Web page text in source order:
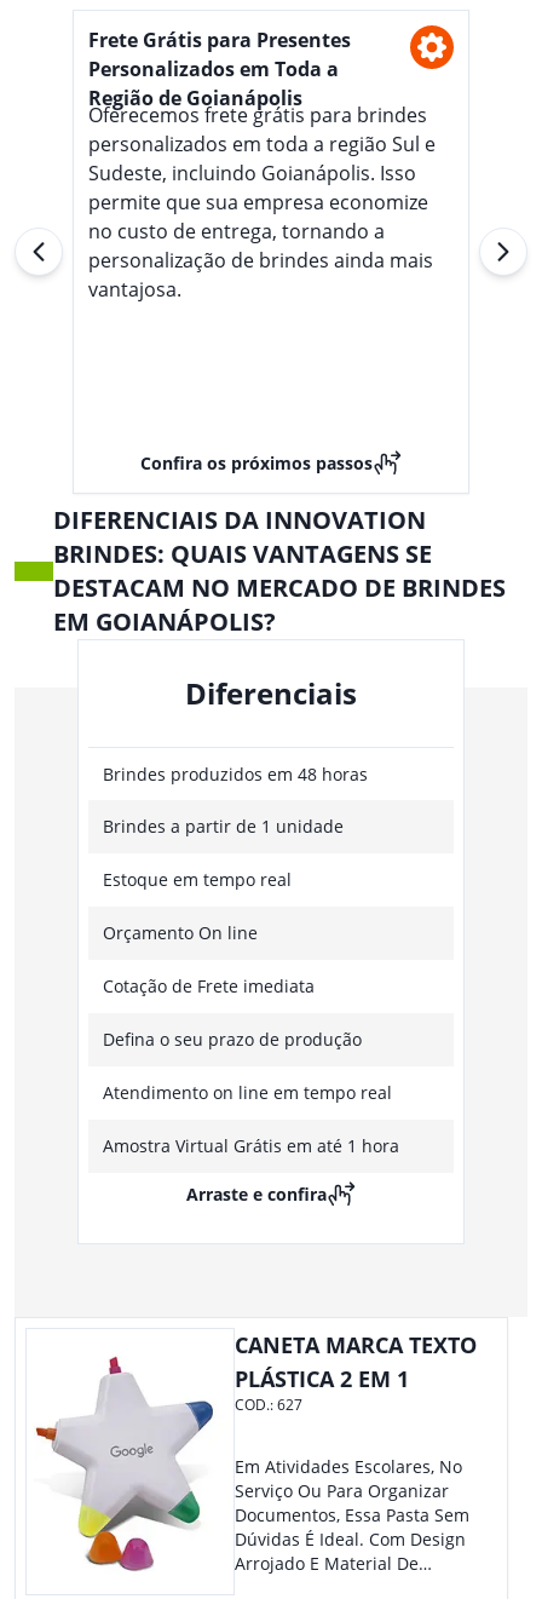
Piscina, Trilhas E Passeios De
Barco. Também Pode Ser
Usada Em Ambientes
Internos, Como Banheiros,
Cozinhas E Áreas De Lazer
Próximas À Água. Aproveite A
Praticidade E A Resistência Da
Caixa De Som Impermeável
Para Curtir Suas Músicas
Favoritas Em Qualquer Lugar,
Sem Se Preocupar Com A
Frete Grátis para Presentes
Personalizados em Toda a
Região de Goianápolis
Oferecemos frete grátis para brindes
personalizados em toda a região Sul e
Sudeste, incluindo Goianápolis. Isso
permite que sua empresa economize
no custo de entrega, tornando a
personalização de brindes ainda mais
vantajosa.
Confira os próximos passos
DIFERENCIAIS DA INNOVATION
BRINDES: QUAIS VANTAGENS SE
DESTACAM NO MERCADO DE BRINDES
EM GOIANÁPOLIS?
Diferenciais
Brindes produzidos em 48 horas
Brindes a partir de 1 unidade
Estoque em tempo real
Orçamento On line
Cotação de Frete imediata
Defina o seu prazo de produção
Atendimento on line em tempo real
Amostra Virtual Grátis em até 1 hora
Arraste e confira
CANETA MARCA TEXTO
PLÁSTICA 2 EM 1
COD.:627
Em Atividades Escolares, No
Serviço Ou Para Organizar
Documentos, Essa Pasta Sem
Dúvidas É Ideal. Com Design
Arrojado E Material De